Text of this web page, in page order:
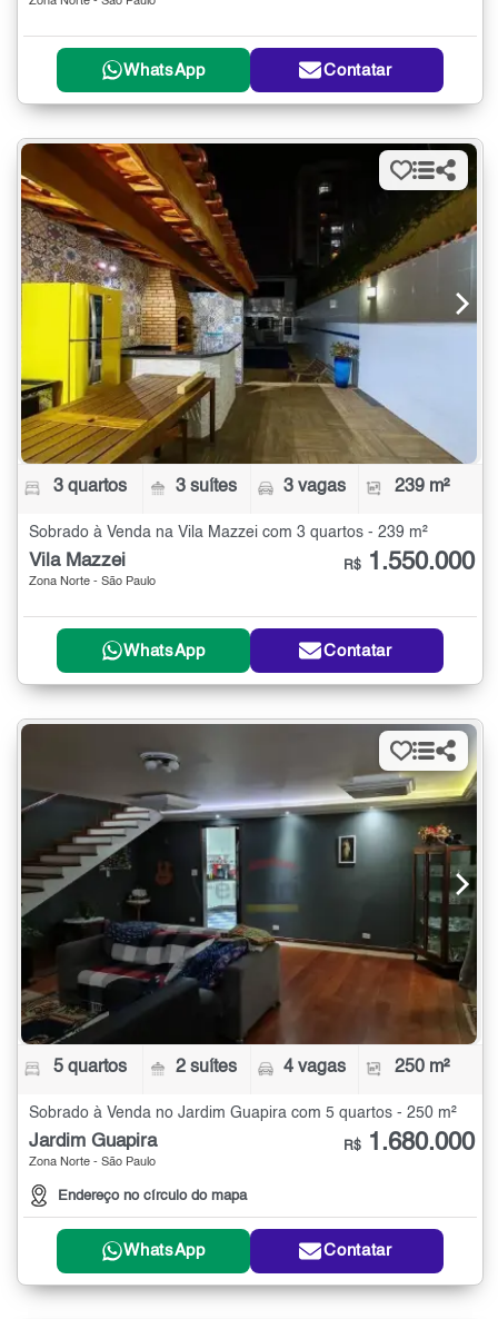
WhatsApp Contatar
3 quartos 3 suítes 3 vagas 239 m²
Sobrado à Venda na Vila Mazzei com 3 quartos - 239 m²
Vila Mazzei
Zona Norte - São Paulo
R$ 1.550.000
WhatsApp Contatar
5 quartos 2 suítes 4 vagas 250 m²
Sobrado à Venda no Jardim Guapira com 5 quartos - 250 m²
Jardim Guapira
Zona Norte - São Paulo
Endereço no círculo do mapa
R$ 1.680.000
WhatsApp Contatar